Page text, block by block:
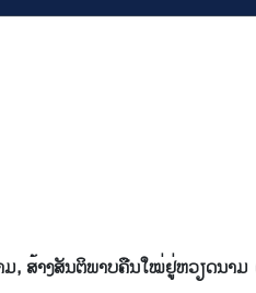
, ສ້າງສັນ​ຕິ​ພາບ​ຄືນ​ໃໝ່​ຢູ່​ຫວຽດນາ